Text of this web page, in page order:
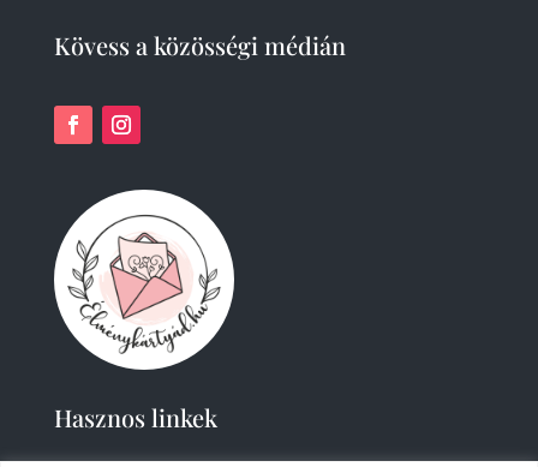
Kövess a közösségi médián
Hasznos linkek